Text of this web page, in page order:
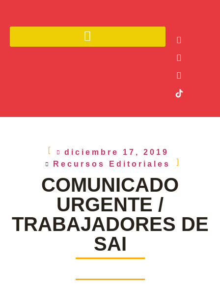
diciembre 17, 2019
Recursos Editoriales
COMUNICADO
URGENTE /
TRABAJADORES DE
SAI